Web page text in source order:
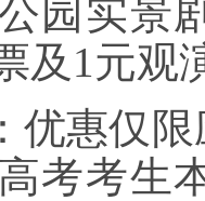
园实景
及1元观
优惠仅
考考生